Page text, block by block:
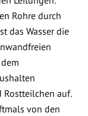
Rohre durch
das Wasser die
Rostteilchen auf.
von den